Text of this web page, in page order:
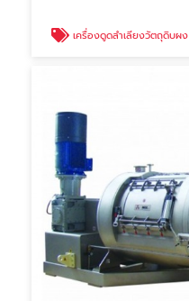
เครื่องดูดลำเลียงวัตถุดิบผง